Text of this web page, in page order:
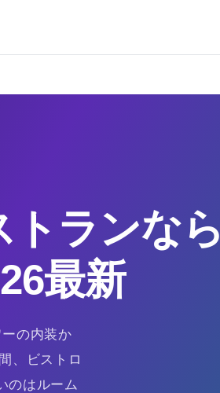
トランなら
最新
の内装か
、ビストロ
のはルーム